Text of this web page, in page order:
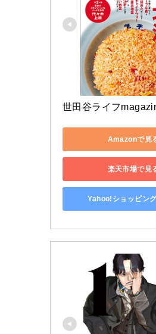
世田谷ライフ
Amazonで見
楽天市場で見
Yahoo!ショッピン